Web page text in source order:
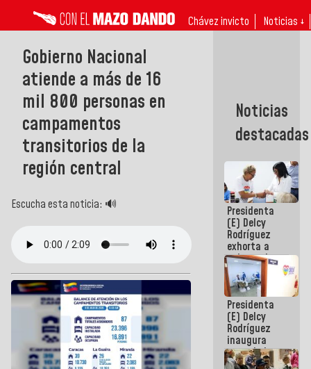
Chávez invicto Noticias ↓
Gobierno Nacional
atiende a más de 16
mil 800 personas en
campamentos
transitorios de la
región central
Escucha esta noticia: 🔊
Noticias
destacadas
Presidenta
(E) Delcy
Rodríguez
exhorta a
gobernadores
y alcaldes a
edificar
casas para
abuelos
Presidenta
(E) Delcy
Rodríguez
inaugura
casa de los
Abuelos